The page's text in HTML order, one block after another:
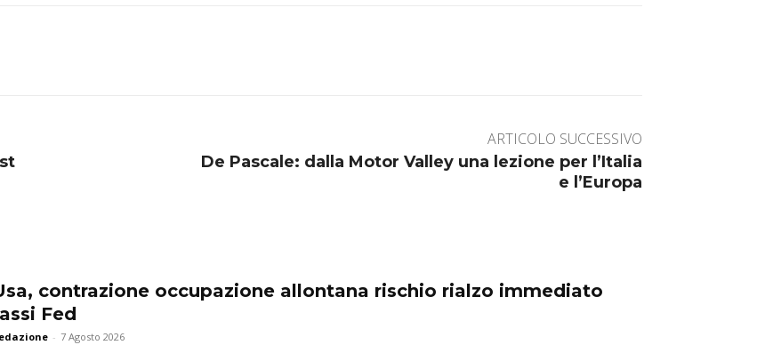
ARTICOLO SUCCESSIVO
De Pascale: dalla Motor Valley una lezione per l’Italia
e l’Europa
contrazione occupazione allontana rischio rialzo immediato
Fed
- 7 Agosto 2026